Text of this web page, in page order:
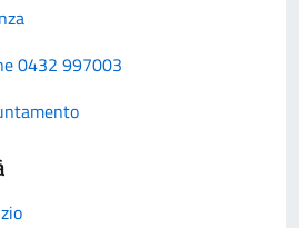
0432 997003